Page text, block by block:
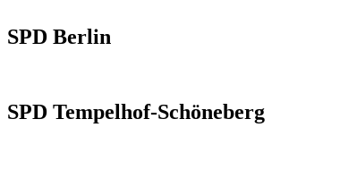
SPD Berlin
SPD Tempelhof-Schöneberg